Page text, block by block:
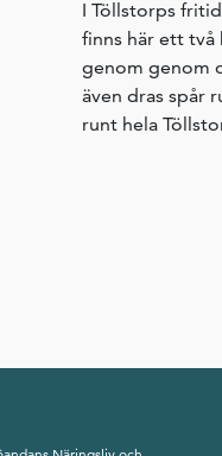
I Töllstorps
finns här ett
genom genom
även dras spår
runt hela